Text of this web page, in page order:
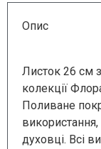
Опис
Листок 26 см
колекції
Поливане
використання,
духовці. Всі